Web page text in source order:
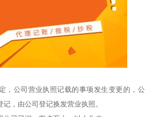
，公司营业执照记载的事项发生变更的，公
，由公司登记换发营业执照。